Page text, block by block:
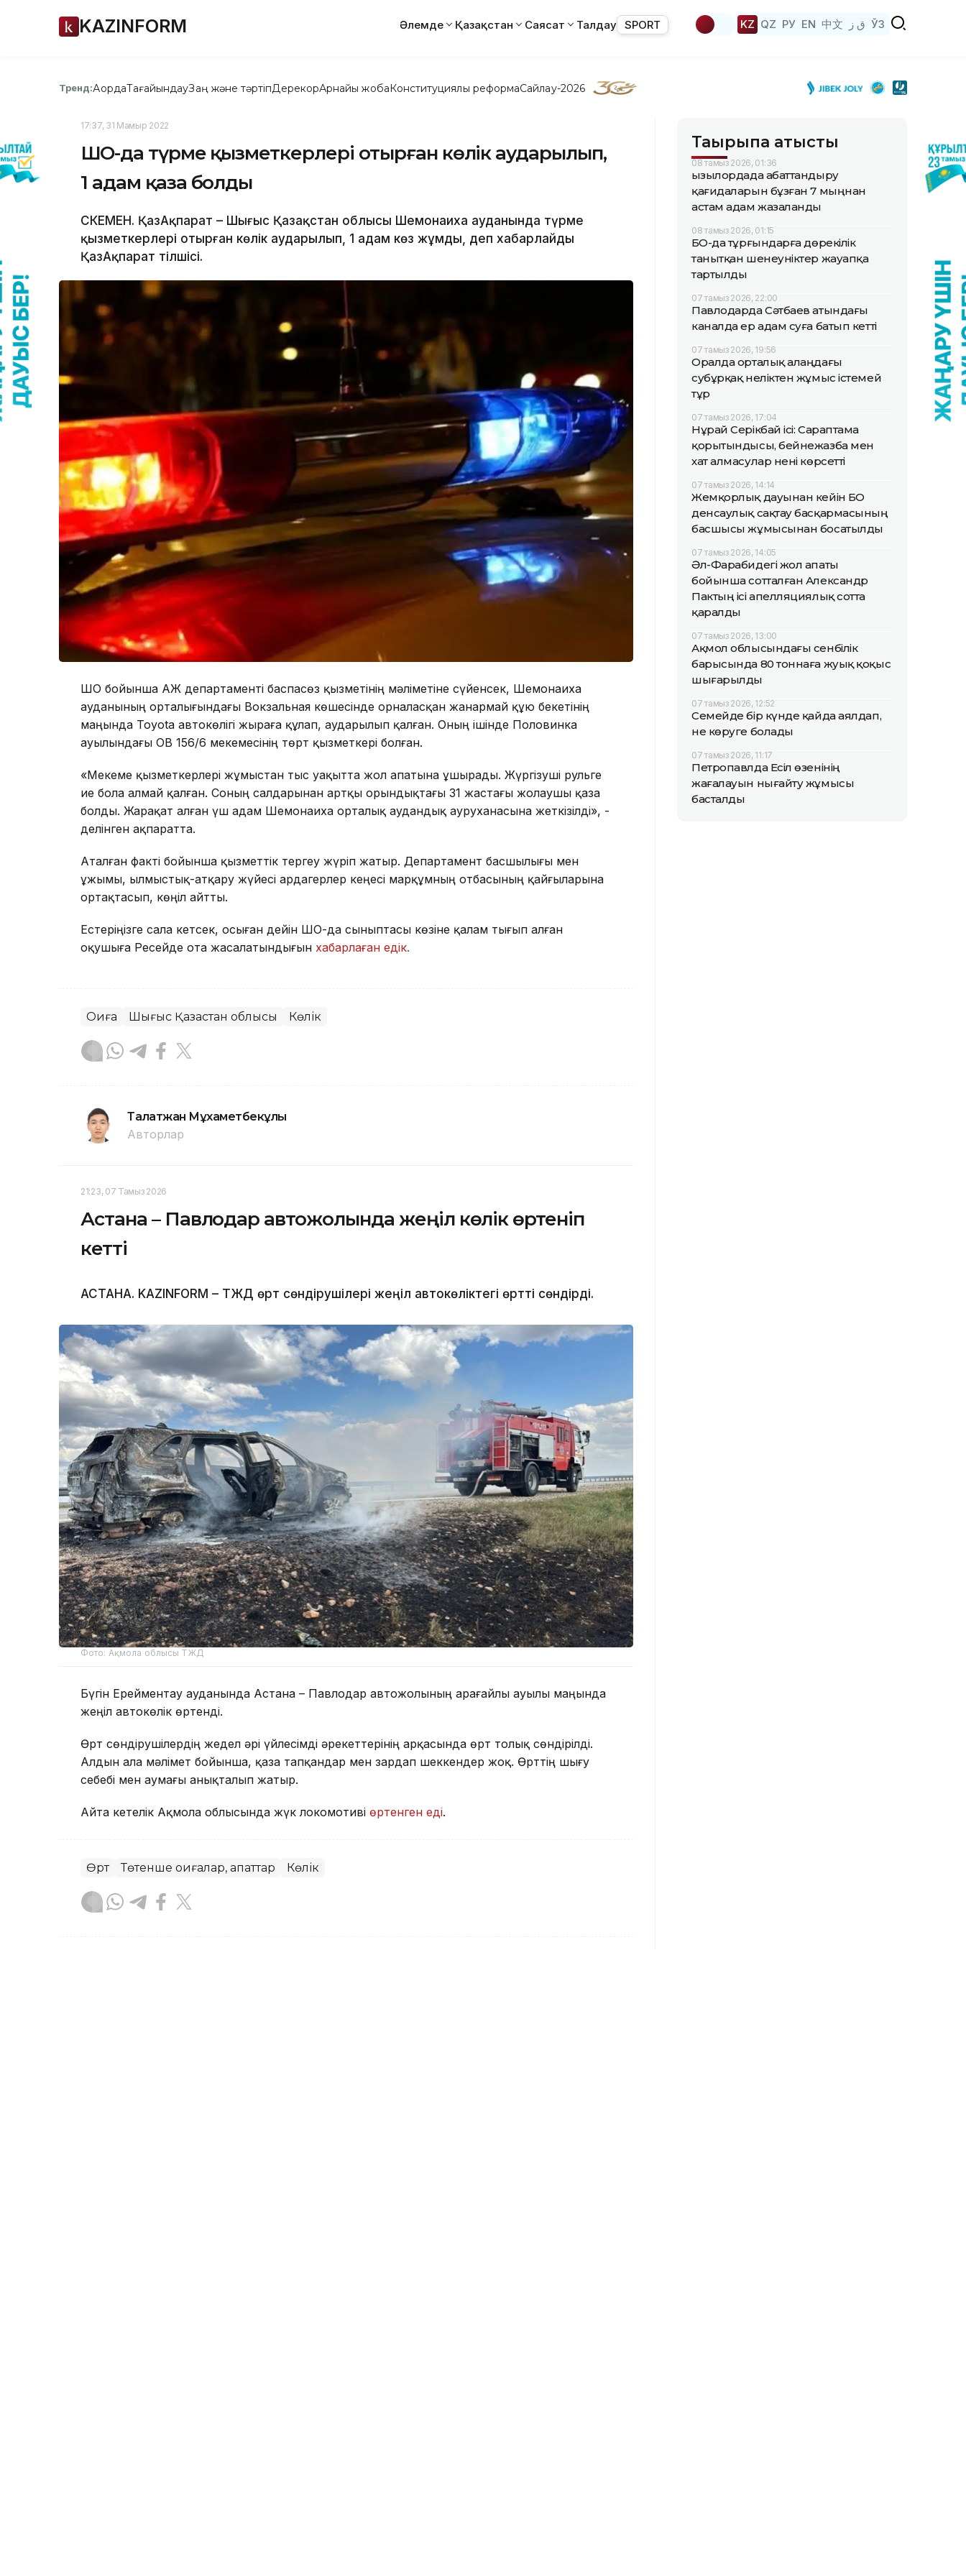
KAZINFORM Әлемде Қазақстан Саясат Талдау SPORT KZ QZ РУ EN 中文 ق ز ЎЗ
Тренд:АқордаТағайындауЗаң және тәртіпДерекқорАрнайы жобаКонституциялық реформаСайлау-2026
17:37, 31 Мамыр 2022
ШҚО-да түрме қызметкерлері отырған көлік аударылып,
1 адам қаза болды
ӨСКЕМЕН. ҚазАқпарат – Шығыс Қазақстан облысы Шемонаиха ауданында түрме
қызметкерлері отырған көлік аударылып, 1 адам көз жұмды, деп хабарлайды
ҚазАқпарат тілшісі.
ШҚО бойынша ҚАЖ департаменті баспасөз қызметінің мәліметіне сүйенсек, Шемонаиха
ауданының орталығындағы Вокзальная көшесінде орналасқан жанармай құю бекетінің
маңында Toyota автокөлігі жыраға құлап, аударылып қалған. Оның ішінде Половинка
ауылындағы ОВ 156/6 мекемесінің төрт қызметкері болған.
«Мекеме қызметкерлері жұмыстан тыс уақытта жол апатына ұшырады. Жүргізуші рульге
ие бола алмай қалған. Соның салдарынан артқы орындықтағы 31 жастағы жолаушы қаза
болды. Жарақат алған үш адам Шемонаиха орталық аудандық ауруханасына жеткізілді», -
делінген ақпаратта.
Аталған факті бойынша қызметтік тергеу жүріп жатыр. Департамент басшылығы мен
ұжымы, Қылмыстық-атқару жүйесі ардагерлер кеңесі марқұмның отбасының қайғыларына
ортақтасып, көңіл айтты.
Естеріңізге сала кетсек, осыған дейін ШҚО-да сыныптасы көзіне қалам тығып алған
оқушыға Ресейде ота жасалатындығын хабарлаған едік.
Оқиға Шығыс Қазақстан облысы Көлік
Талғатжан Мұхаметбекұлы
Авторлар
21:23, 07 Тамыз 2026
Астана – Павлодар автожолында жеңіл көлік өртеніп
кетті
АСТАНА. KAZINFORM – ТЖД өрт сөндірушілері жеңіл автокөліктегі өртті сөндірді.
Фото: Ақмола облысы ТЖД
Бүгін Ерейментау ауданында Астана – Павлодар автожолының Қарағайлы ауылы маңында
жеңіл автокөлік өртенді.
Өрт сөндірушілердің жедел әрі үйлесімді әрекеттерінің арқасында өрт толық сөндірілді.
Алдын ала мәлімет бойынша, қаза тапқандар мен зардап шеккендер жоқ. Өрттің шығу
себебі мен аумағы анықталып жатыр.
Айта кетелік Ақмола облысында жүк локомотиві өртенген еді.
Өрт Төтенше оқиғалар, апаттар Көлік
Тақырыпқа қатысты
08 тамыз 2026, 01:36
Қызылордада абаттандыру
қағидаларын бұзған 7 мыңнан
астам адам жазаланды
08 тамыз 2026, 01:15
БҚО-да тұрғындарға дөрекілік
танытқан шенеуніктер жауапқа
тартылды
07 тамыз 2026, 22:00
Павлодарда Сәтбаев атындағы
каналда ер адам суға батып кетті
07 тамыз 2026, 19:56
Оралда орталық алаңдағы
субұрқақ неліктен жұмыс істемей
тұр
07 тамыз 2026, 17:04
Нұрай Серікбай ісі: Сараптама
қорытындысы, бейнежазба мен
хат алмасулар нені көрсетті
07 тамыз 2026, 14:14
Жемқорлық дауынан кейін БҚО
денсаулық сақтау басқармасының
басшысы жұмысынан босатылды
07 тамыз 2026, 14:05
Әл-Фарабидегі жол апаты
бойынша сотталған Александр
Пактың ісі апелляциялық сотта
қаралды
07 тамыз 2026, 13:00
Ақмол облысындағы сенбілік
барысында 80 тоннаға жуық қоқыс
шығарылды
07 тамыз 2026, 12:52
Семейде бір күнде қайда аялдап,
не көруге болады
07 тамыз 2026, 11:17
Петропавлда Есіл өзенінің
жағалауын нығайту жұмысы
басталды